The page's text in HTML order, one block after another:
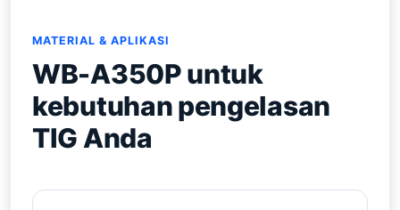
MATERIAL & APLIKASI
WB-A350P untuk
kebutuhan pengelasan
TIG Anda